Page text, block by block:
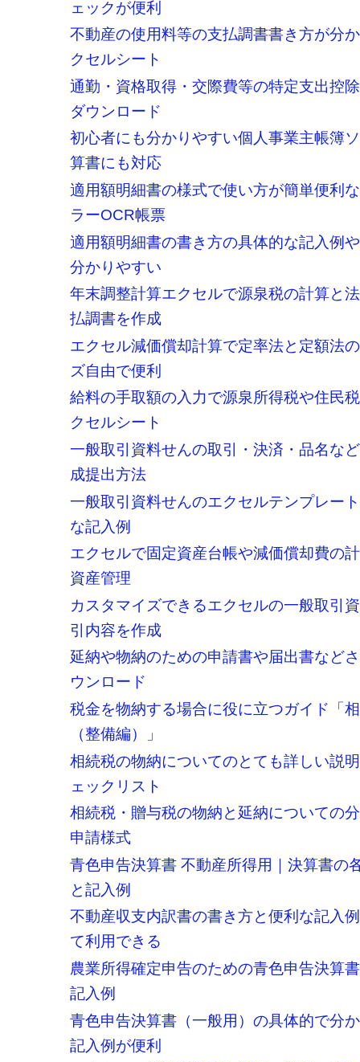
ェックが便利
不動産の使用料等の支払調書書き方が分
クセルシート
通勤・資格取得・交際費等の特定支出控
ダウンロード
初心者にも分かりやすい個人事業主帳簿
算書にも対応
適用額明細書の様式で使い方が簡単便利
ラーOCR帳票
適用額明細書の書き方の具体的な記入例
分かりやすい
年末調整計算エクセルで源泉税の計算と
払調書を作成
エクセル減価償却計算で定率法と定額法
ズ自由で便利
給料の手取額の入力で源泉所得税や住民
クセルシート
一般取引資料せんの取引・決済・品名な
成提出方法
一般取引資料せんのエクセルテンプレー
な記入例
エクセルで固定資産台帳や減価償却費の
資産管理
カスタマイズできるエクセルの一般取引
引内容を作成
延納や物納のための申請書や届出書など
ウンロード
税金を物納する場合に役に立つガイド「
（整備編）」
相続税の物納についてのとても詳しい説
ェックリスト
相続税・贈与税の物納と延納についての
申請様式
青色申告決算書 不動産所得用｜決算書の
と記入例
不動産収支内訳書の書き方と便利な記入
て利用できる
農業所得確定申告のための青色申告決算
記入例
青色申告決算書（一般用）の具体的で分
記入例が便利